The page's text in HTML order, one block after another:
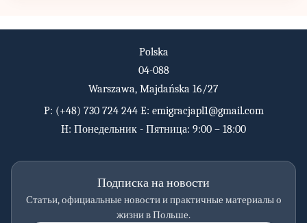
Polska
04-088
Warszawa, Majdańska 16/27
P: (+48) 730 724 244E: emigracjapl1@gmail.com
H: Понедельник - Пятница: 9:00 – 18:00
Подписка на новости
Статьи, официальные новости и практичные материалы о
жизни в Польше.